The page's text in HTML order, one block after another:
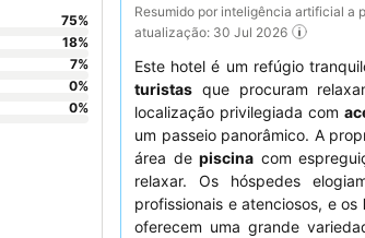
Resumido por inteligência artificial a
atualização: 30 Jul 2026
Este hotel é um refúgio
turistas que procuram
localização privilegiada com
um passeio panorâmico. A
área depiscina com
relaxar. Os hóspedes
profissionais e atenciosos, e os
oferecem uma grande
75%
18%
7%
0%
0%